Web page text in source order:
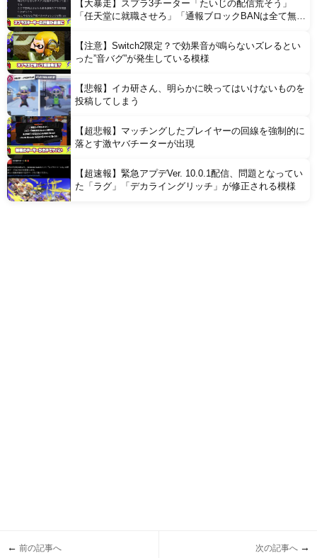
【大暴走】スプラ3チーター「たいじの配信荒そう」
「任天堂に就職させろ」「通報ブロックBANは全て無意
【注意】Switch2限定？で効果音が鳴らないズレるとい
った”音バグ”が発生している模様
【悲報】イカ研さん、明らかに映ってはいけないものを
投稿してしまう
【超悲報】マッチングしたプレイヤーの回線を強制的に
落とす激ヤバチーターが出現
【超速報】緊急アプデVer. 10.0.1配信、問題となってい
た「ラグ」「デカライングリッチ」が修正される模様
← 前の記事へ 次の記事へ →